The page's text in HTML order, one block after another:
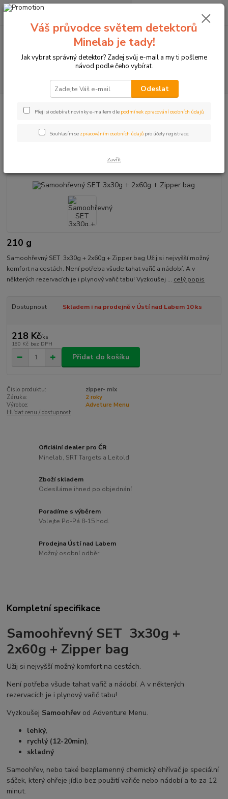
+420774877333
0 Kč
Samoohřevný SET 3x30g + 2x60g
210 g
Samoohřevný SET 3x30g + 2x60g + Zipper bag Užij si nejvyšší možný
komfort na cestách. Není potřeba všude tahat vařič a nádobí. A v
některých rezervacích je i plynový vařič tabu! Vyzkoušej ... celý popis
Dostupnost Skladem i na prodejně v Ústí nad Labem 10 ks
218 Kč/ks
180 Kč bez DPH
Přidat do košíku
Číslo produktu:
zipper- mix
Záruka:
2 roky
Výrobce:
Adveture Menu
Hlídat cenu / dostupnost
Oficiální dealer pro ČR
Minelab, SRT Targets a Leitold
Zboží skladem
Odesíláme ihned po objednání
Poradíme s výběrem
Volejte Po-Pá 8-15 hod.
Prodejna Ústí nad Labem
Možný osobní odběr
Kompletní specifikace
Samoohřevný SET 3x30g +
2x60g + Zipper bag
Užij si nejvyšší možný komfort na cestách.
Není potřeba všude tahat vařič a nádobí. A v některých
rezervacích je i plynový vařič tabu!
Vyzkoušej Samoohřevod Adventure Menu.
lehký,
rychlý (12-20min),
skladný
Samoohřev, nebo také bezplamenný chemický ohřívač je speciální
sáček, který ohřeje jídlo bez použití vařiče nebo nádobí a to za 12
minut.
Váš průvodce světem detektorů
Minelab je tady!
Jak vybrat správný detektor? Zadej svůj e-mail a my ti pošleme
návod podle čeho vybírat.
Odeslat
Přeji si odebírat novinky e-mailem dle podmínek zpracování osobních údajů.
Souhlasím se zpracováním osobních údajů pro účely registrace.
Zavřít